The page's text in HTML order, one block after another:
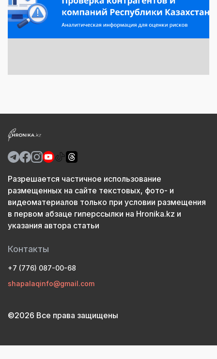
Разрешается частичное использование
размещенных на сайте текстовых, фото- и
видеоматериалов только при условии размещения
в первом абзаце гиперссылки на Hronika.kz и
указания автора статьи
Контакты
+7 (776) 087-00-68
shapalaqinfo@gmail.com
©2026 Все права защищены